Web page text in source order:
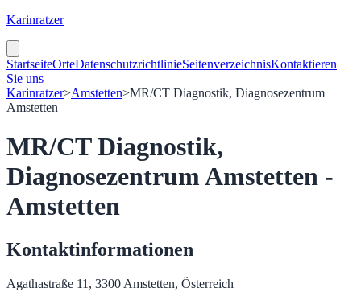
Karinratzer
StartseiteOrteDatenschutzrichtlinieSeitenverzeichnisKontaktieren
Sie uns
Karinratzer>Amstetten>MR/CT Diagnostik, Diagnosezentrum
Amstetten
MR/CT Diagnostik,
Diagnosezentrum Amstetten -
Amstetten
Kontaktinformationen
Agathastraße 11, 3300 Amstetten, Österreich